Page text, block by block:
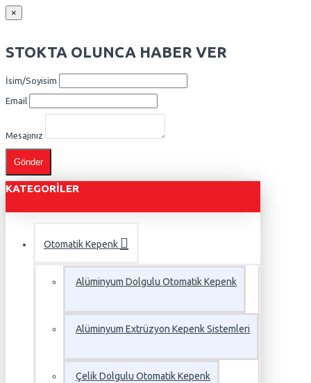
×
STOKTA OLUNCA HABER VER
İsim/Soyisim
Email
Mesajınız
Gönder
KATEGORILER
Otomatik Kepenk
Alüminyum Dolgulu Otomatik Kepenk
Alüminyum Extrüzyon Kepenk Sistemleri
Çelik Dolgulu Otomatik Kepenk